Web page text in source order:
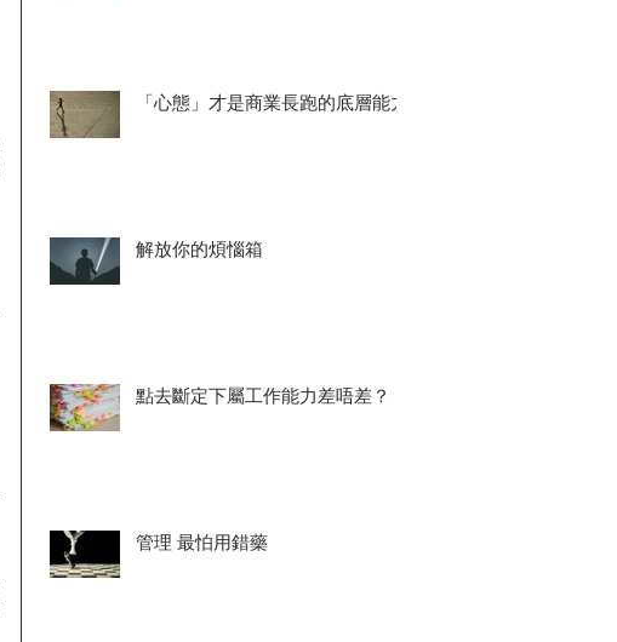
「心態」才是商業長跑的底層能力
解放你的煩惱箱
點去斷定下屬工作能力差唔差？
管理 最怕用錯藥